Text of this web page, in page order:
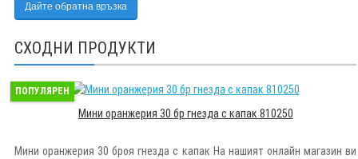
Дайте обратна връзка
СХОДНИ ПРОДУКТИ
ПОПУЛЯРЕН
Мини оранжерия 30 бр гнезда с капак 810250
Мини оранжерия 30 броя гнезда с капак На нашият онлайн магазин ви